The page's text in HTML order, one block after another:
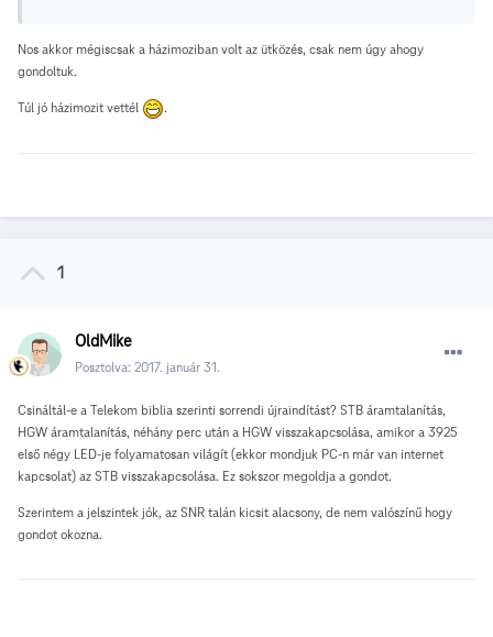
Nos akkor mégiscsak a házimoziban volt az ütközés, csak nem úgy ahogy
gondoltuk.
Túl jó házimozit vettél .
1
OldMike
Posztolva: 2017. január 31.
Csináltál-e a Telekom biblia szerinti sorrendi újraindítást? STB áramtalanítás,
HGW áramtalanítás, néhány perc után a HGW visszakapcsolása, amikor a 3925
első négy LED-je folyamatosan világít (ekkor mondjuk PC-n már van internet
kapcsolat) az STB visszakapcsolása. Ez sokszor megoldja a gondot.
Szerintem a jelszintek jók, az SNR talán kicsit alacsony, de nem valószínű hogy
gondot okozna.